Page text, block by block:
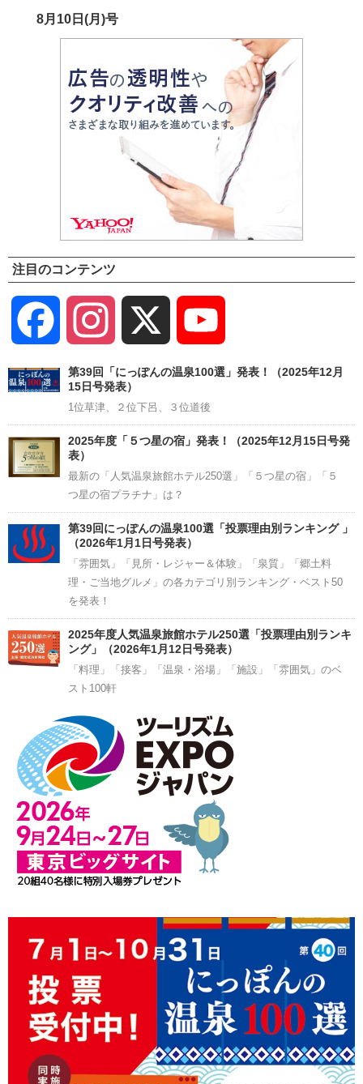
8月10日(月)号
注目のコンテンツ
Facebook Instagram
Channel
第39回「にっぽんの温泉100選」発表！（2025年12月
15日号発表）
1位草津、２位下呂、３位道後
2025年度「５つ星の宿」発表！（2025年12月15日号発
表）
最新の「人気温泉旅館ホテル250選」「５つ星の宿」「５
つ星の宿プラチナ」は？
第39回にっぽんの温泉100選「投票理由別ランキング 」
（2026年1月1日号発表）
「雰囲気」「見所・レジャー＆体験」「泉質」「郷土料
理・ご当地グルメ」の各カテゴリ別ランキング・ベスト50
を発表！
2025年度人気温泉旅館ホテル250選「投票理由別ランキ
ング」（2026年1月12日号発表）
「料理」「接客」「温泉・浴場」「施設」「雰囲気」のベ
スト100軒